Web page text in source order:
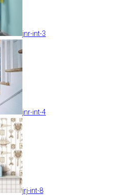
jnr-int-3
jnr-int-4
jrj-int-8